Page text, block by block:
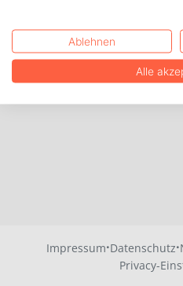
Impressum·Datenschutz·
Privacy-
Ablehnen
Alle